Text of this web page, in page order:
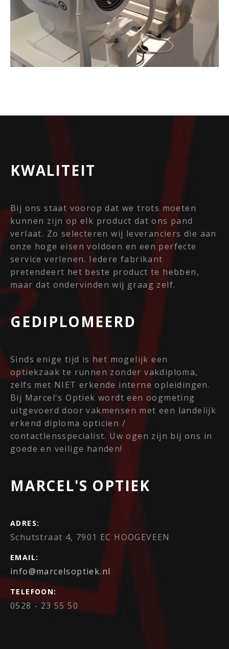
KWALITEIT
Bij ons staat voorop dat we trots moeten
kunnen zijn op elk product dat ons pand
verlaat. Zo selecteren wij leveranciers die aan
onze hoge eisen voldoen en een perfecte
service verlenen. Iedere fabrikant
pretendeert het beste product te hebben,
maar dat ondervinden wij graag zelf.
GEDIPLOMEERD
Sinds enige tijd is het mogelijk een
optiekzaak te runnen zonder vakdiploma,
zelfs met NIET erkende interne opleidingen.
Bij Marcel's Optiek wordt een oogmeting
uitgevoerd door vakmensen met een landelijk
erkend diploma opticien /
contactlensspecialist. Uw ogen zijn bij ons in
goede en veilige handen!
MARCEL'S OPTIEK
ADRES:
Schutstraat 4, 7901 EC HOOGEVEEN
EMAIL:
info@marcelsoptiek.nl
TELEFOON:
0528 - 23 55 50